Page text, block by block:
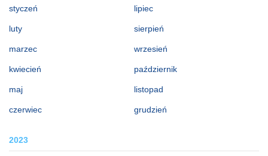
styczeń
luty
marzec
kwiecień
maj
czerwiec
lipiec
sierpień
wrzesień
październik
listopad
grudzień
2023